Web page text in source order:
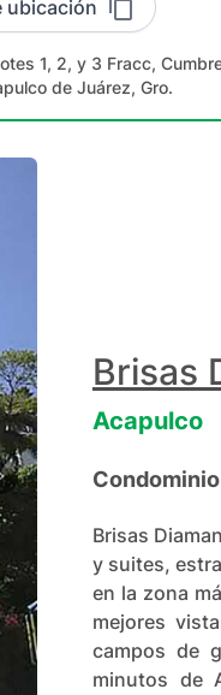
ubicación
1, 2, y 3 Fracc,
de Juárez, Gro.
Brisas
Acapulco
Condominio
Brisas
y suites,
en la zona
mejores
campos de
minutos de